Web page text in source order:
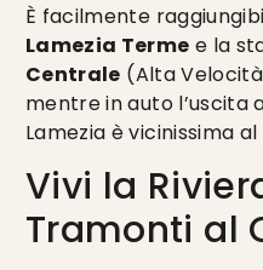
È facilmente
Lamezia Terme e la
Centrale (Alta
mentre in auto l’uscita
Lamezia è vicinissima al
Vivi la
Tramonti al